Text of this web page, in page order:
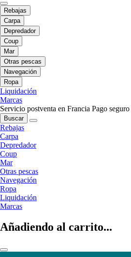
Rebajas
Carpa
Depredador
Coup
Mar
Otras pescas
Navegación
Ropa
Liquidación
Marcas
Servicio postventa en Francia Pago seguro
Buscar
Rebajas
Carpa
Depredador
Coup
Mar
Otras pescas
Navegación
Ropa
Liquidación
Marcas
Añadiendo al carrito...